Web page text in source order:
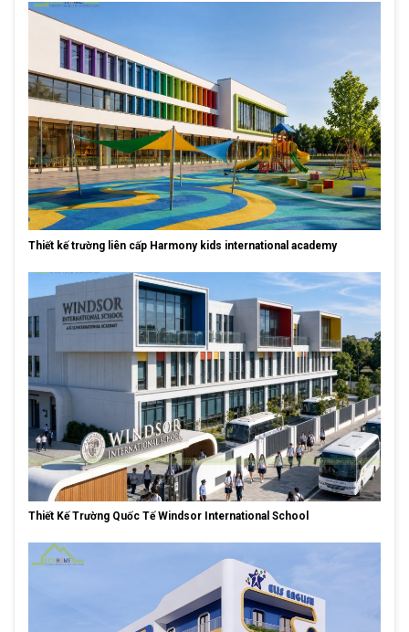
Thiết kế trường liên cấp Harmony kids international academy
Thiết Kế Trường Quốc Tế Windsor International School